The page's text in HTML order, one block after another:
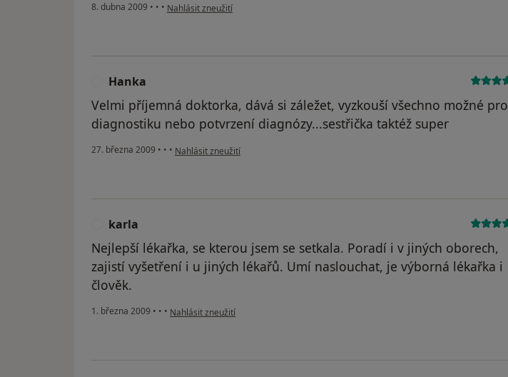
8. dubna 2009 • • • podle názoru uživatele Olda
Nahlásit zneužití
Hanka
Velmi příjemná doktorka, dává si záležet, vyzkouší všechno možné pro
diagnostiku nebo potvrzení diagnózy...sestřička taktéž super
27. března 2009 • • • podle názoru uživatele Hanka
Nahlásit zneužití
karla
Nejlepší lékařka, se kterou jsem se setkala. Poradí i v jiných oborech,
zajistí vyšetření i u jiných lékařů. Umí naslouchat, je výborná lékařka i
člověk.
1. března 2009 • • • podle názoru uživatele karla
Nahlásit zneužití